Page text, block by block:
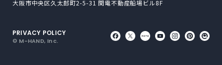
大阪市中央区久太郎町2-5-31関電不動産船場ビル8F
外部サイトにリンクします
外部サイトにリンクしま
外部サイトにリンク
外部サイトにリ
外部サイト
外部サ
外
PRIVACY POLICY
© M-HAND, Inc.